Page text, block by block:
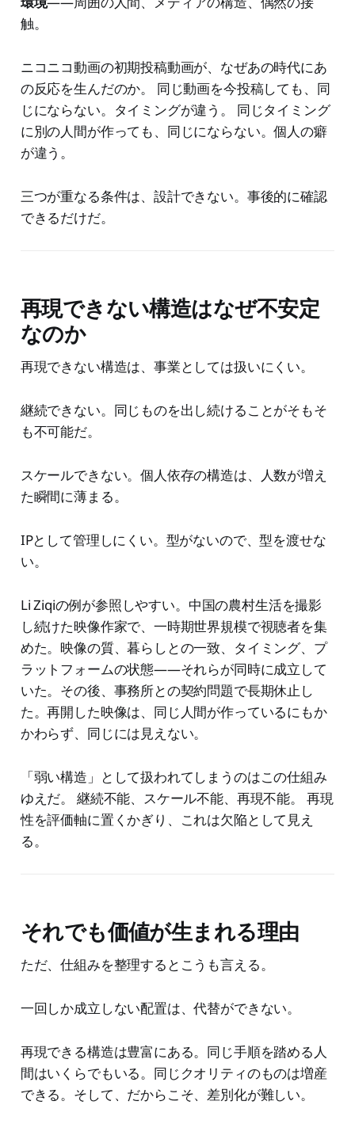
触。
ニコニコ動画の初期投稿動画が、なぜあの時代にあ
の反応を生んだのか。 同じ動画を今投稿しても、同
じにならない。タイミングが違う。 同じタイミング
に別の人間が作っても、同じにならない。個人の癖
が違う。
三つが重なる条件は、設計できない。事後的に確認
できるだけだ。
再現できない構造はなぜ不安定
なのか
再現できない構造は、事業としては扱いにくい。
継続できない。同じものを出し続けることがそもそ
も不可能だ。
スケールできない。個人依存の構造は、人数が増え
た瞬間に薄まる。
IPとして管理しにくい。型がないので、型を渡せな
い。
Li Ziqiの例が参照しやすい。中国の農村生活を撮影
し続けた映像作家で、一時期世界規模で視聴者を集
めた。映像の質、暮らしとの一致、タイミング、プ
ラットフォームの状態——それらが同時に成立して
いた。その後、事務所との契約問題で長期休止し
た。再開した映像は、同じ人間が作っているにもか
かわらず、同じには見えない。
「弱い構造」として扱われてしまうのはこの仕組み
ゆえだ。 継続不能、スケール不能、再現不能。 再現
性を評価軸に置くかぎり、これは欠陥として見え
る。
それでも価値が生まれる理由
ただ、仕組みを整理するとこうも言える。
一回しか成立しない配置は、代替ができない。
再現できる構造は豊富にある。同じ手順を踏める人
間はいくらでもいる。同じクオリティのものは増産
できる。そして、だからこそ、差別化が難しい。